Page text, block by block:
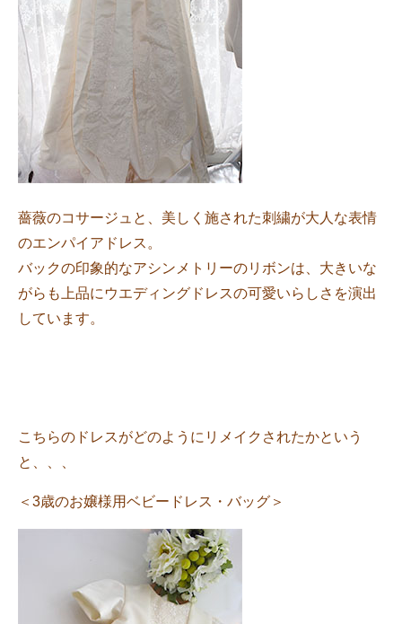
薔薇のコサージュと、美しく施された刺繍が大人な表情
のエンパイアドレス。
バックの印象的なアシンメトリーのリボンは、大きいな
がらも上品にウエディングドレスの可愛いらしさを演出
しています。
こちらのドレスがどのようにリメイクされたかという
と、、、
＜3歳のお嬢様用ベビードレス・バッグ＞